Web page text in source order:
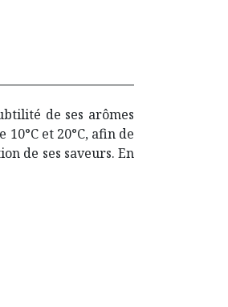
de ses arômes
et 20°C, afin de
de ses saveurs. En